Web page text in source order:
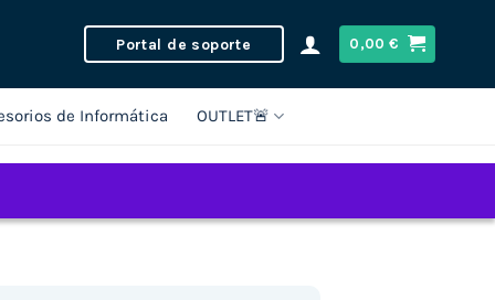
Portal de soporte 0,00€
de Informática OUTLET🚨